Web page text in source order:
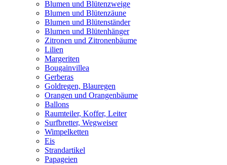
Blumen und Blütenzweige
Blumen und Blütenzäune
Blumen und Blütenständer
Blumen und Blütenhänger
Zitronen und Zitronenbäume
Lilien
Margeriten
Bougainvillea
Gerberas
Goldregen, Blauregen
Orangen und Orangenbäume
Ballons
Raumteiler, Koffer, Leiter
Surfbretter, Wegweiser
Wimpelketten
Eis
Strandartikel
Papageien